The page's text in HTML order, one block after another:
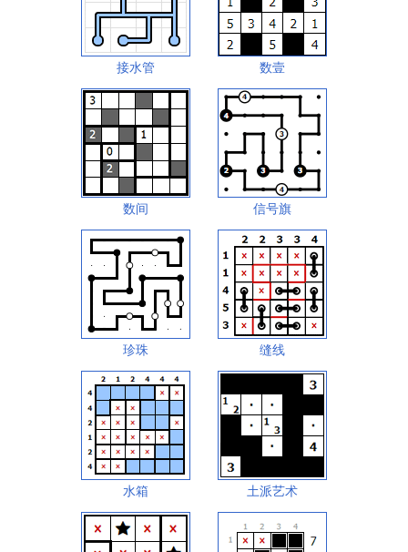
接水管 数壹
数间 信号旗
珍珠 缝线
水箱 土派艺术